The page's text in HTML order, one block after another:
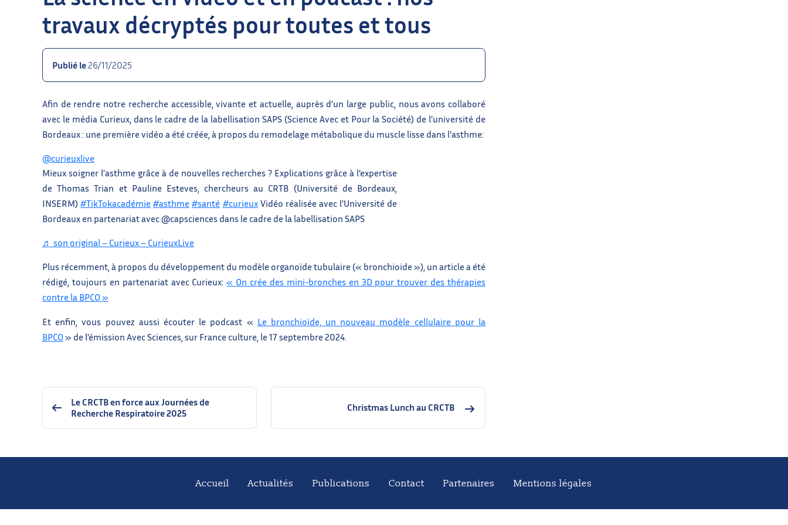
travaux décryptés pour toutes et tous
Publié le26/11/2025
Afin de rendre notre recherche accessible, vivante et actuelle, auprès d’un large public, nous avons collaboré
avec le média Curieux, dans le cadre de la labellisation SAPS (Science Avec et Pour la Société) de l’université de
Bordeaux : une première vidéo a été créée, à propos du remodelage métabolique du muscle lisse dans l’asthme:
@curieuxlive
Mieux soigner l’asthme grâce à de nouvelles recherches ? Explications grâce à l’expertise
de Thomas Trian et Pauline Esteves, chercheurs au CRTB (Université de Bordeaux,
INSERM)#TikTokacadémie #asthme #santé #curieuxVidéo réalisée avec l’Université de
Bordeaux en partenariat avec @capsciences dans le cadre de la labellisation SAPS
♬ son original – Curieux – CurieuxLive
Plus récemment, à propos du développement du modèle organoïde tubulaire (« bronchioide »), un article a été
rédigé, toujours en partenariat avec Curieux:« On crée des mini-bronches en 3D pour trouver des thérapies
contre la BPCO »
Et enfin, vous pouvez aussi écouter le podcast « Le bronchioïde, un nouveau modèle cellulaire pour la
BPCO» de l’émission Avec Sciences, sur France culture, le 17 septembre 2024.
Le CRCTB en force aux Journées de
Recherche Respiratoire 2025
Christmas Lunch au CRCTB
Accueil Actualités Publications Contact Partenaires Mentions légales